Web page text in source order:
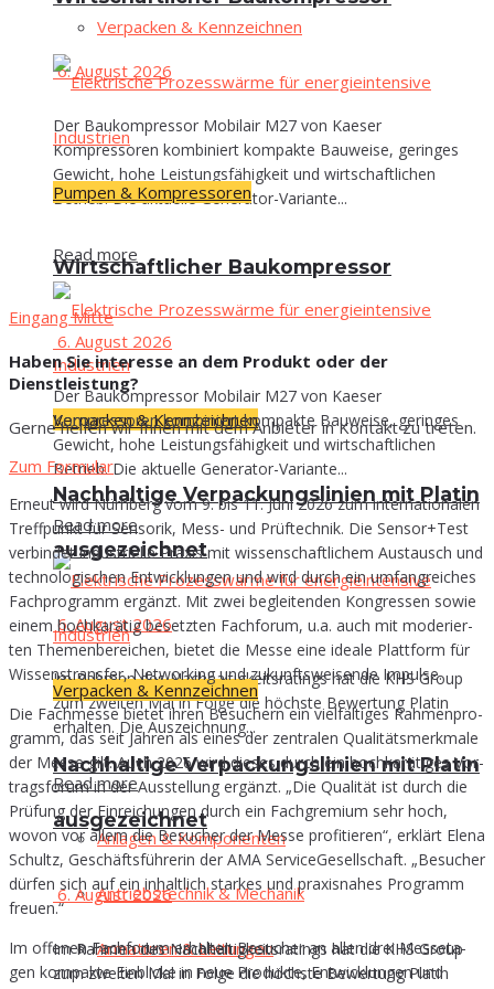
6. August 2026
Der Baukompressor Mobilair M27 von Kaeser
Kompressoren kombiniert kompakte Bauweise, geringes
Gewicht, hohe Leistungsfähigkeit und wirtschaftlichen
Betrieb. Die aktuelle Generator-Variante...
Read more
Verpacken & Kennzeichnen
Nach­hal­ti­ge Ver­pa­ckungs­li­ni­en mit Pla­tin
ausgezeichnet
6. August 2026
Im Rahmen des Nachhaltigkeitsratings hat die KHS Group
zum zweiten Mal in Folge die höchste Bewertung Platin
erhalten. Die Auszeichnung...
Read more
Anla­gen & Komponenten
Antriebs­tech­nik & Mechanik
Arma­tu­ren & Leitungen
Ver­pa­cken & Kennzeichnen
Pumpen & Kompressoren
Wirt­schaft­li­cher Baukompressor
6. August 2026
Der Baukompressor Mobilair M27 von Kaeser
Kompressoren kombiniert kompakte Bauweise, geringes
Gewicht, hohe Leistungsfähigkeit und wirtschaftlichen
Betrieb. Die aktuelle Generator-Variante...
Read more
Verpacken & Kennzeichnen
Nach­hal­ti­ge Ver­pa­ckungs­li­ni­en mit Pla­tin
ausgezeichnet
6. August 2026
Im Rahmen des Nachhaltigkeitsratings hat die KHS Group
zum zweiten Mal in Folge die höchste Bewertung Platin
Eingang Mitte
Haben Sie interesse an dem Produkt oder der
Dienstleistung?
Gerne helfen wir Ihnen mit dem Anbieter in Kontakt zu treten.
Zum Formular
Erneut wird Nürn­berg vom 9. bis 11. Juni 2026 zum inter­na­tio­na­len
Treff­punkt für Sen­so­rik, Mess- und Prüf­tech­nik. Die Sensor+Test
ver­bin­det indus­tri­el­le Pra­xis mit wis­sen­schaft­li­chem Aus­tausch und
tech­no­lo­gi­schen Ent­wick­lun­gen und wird durch ein umfang­rei­ches
Fach­pro­gramm ergänzt. Mit zwei beglei­ten­den Kon­gres­sen sowie
einem hoch­ka­rä­tig besetz­ten Fach­fo­rum, u.a. auch mit mode­rier­
ten The­men­be­rei­chen, bie­tet die Mes­se eine idea­le Platt­form für
Wis­sens­trans­fer, Net­wor­king und zukunfts­wei­sen­de Impulse.
Die Fach­mes­se bie­tet ihren Besu­chern ein viel­fäl­ti­ges Rah­men­pro­
gramm, das seit Jah­ren als eines der zen­tra­len Qua­li­täts­merk­ma­le
der Mes­se gilt. Auch 2026 wird die­ses durch ein hoch­ka­rä­ti­ges Vor­
trags­fo­rum in der Aus­stel­lung ergänzt. „Die Qua­li­tät ist durch die
Prü­fung der Ein­rei­chun­gen durch ein Fach­gre­mi­um sehr hoch,
wovon vor allem die Besu­cher der Mes­se pro­fi­tie­ren“, erklärt Ele­na
Schultz, Geschäfts­füh­re­rin der AMA Ser­vice­Ge­sell­schaft. „Besu­cher
dür­fen sich auf ein inhalt­lich star­kes und pra­xis­na­hes Pro­gramm
freuen.“
Im offe­nen Fach­fo­rum erhal­ten Besu­cher an allen drei Mes­se­ta­
gen kom­pak­te Ein­bli­cke in neue Pro­duk­te, Ent­wick­lun­gen und